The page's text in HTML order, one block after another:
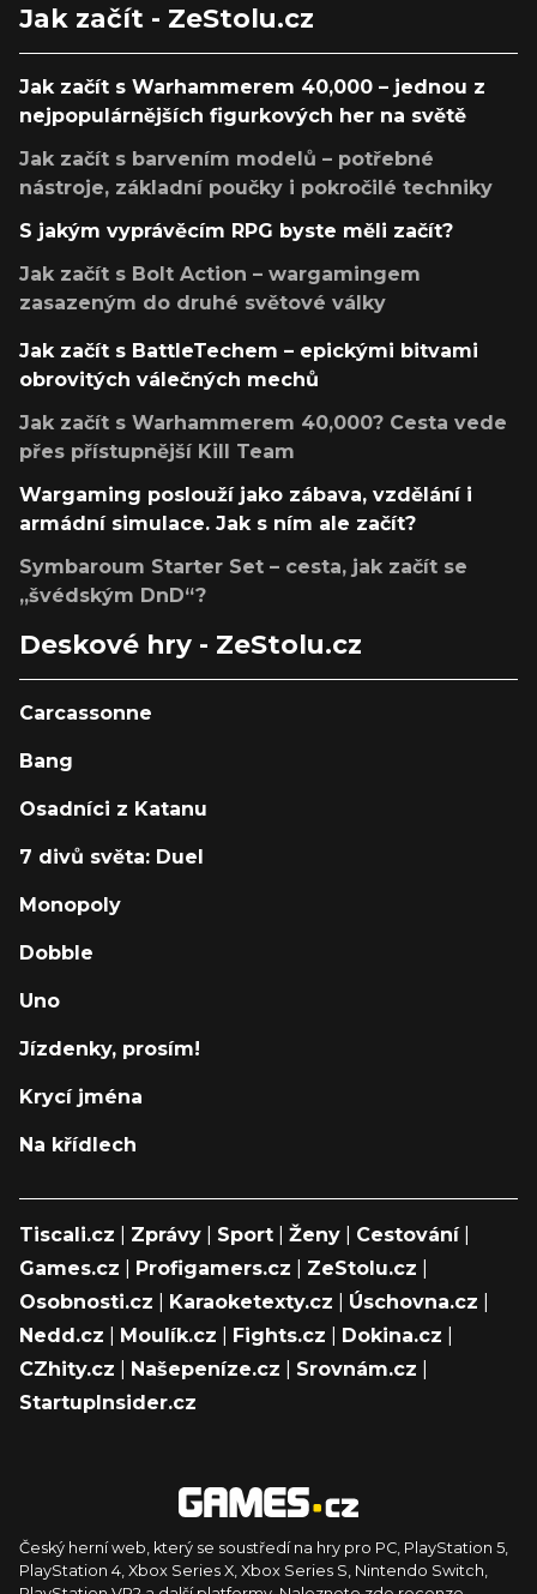
Jak začít - ZeStolu.cz
Jak začít s Warhammerem 40,000 – jednou z
nejpopulárnějších figurkových her na světě
Jak začít s barvením modelů – potřebné
nástroje, základní poučky i pokročilé techniky
S jakým vyprávěcím RPG byste měli začít?
Jak začít s Bolt Action – wargamingem
zasazeným do druhé světové války
Jak začít s BattleTechem – epickými bitvami
obrovitých válečných mechů
Jak začít s Warhammerem 40,000? Cesta vede
přes přístupnější Kill Team
Wargaming poslouží jako zábava, vzdělání i
armádní simulace. Jak s ním ale začít?
Symbaroum Starter Set – cesta, jak začít se
„švédským DnD“?
Deskové hry - ZeStolu.cz
Carcassonne
Bang
Osadníci z Katanu
7 divů světa: Duel
Monopoly
Dobble
Uno
Jízdenky, prosím!
Krycí jména
Na křídlech
Tiscali.cz Zprávy Sport Ženy Cestování|
Games.cz
Profigamers.cz ZeStolu.cz
Osobnosti.cz
Karaoketexty.cz Úschovna.cz
Nedd.cz
Moulík.cz Fights.cz Dokina.cz
CZhity.cz
Našepeníze.cz Srovnám.cz
StartupInsider.cz
Český herní web, který se soustředí na hry pro PC, PlayStation 5,
PlayStation 4, Xbox Series X, Xbox Series S, Nintendo Switch,